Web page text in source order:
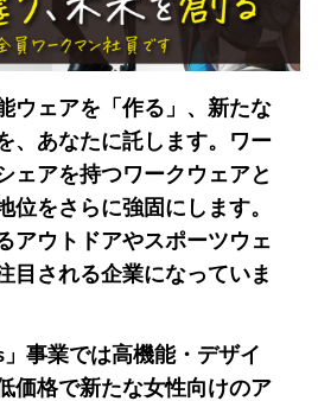
ウェアを「作る」、新たな
、あなたに託します。ワー
ェアを持つワークウェアと
位をさらに強固にします。
アウトドアやスポーツウェ
目される企業になっていま
事業では高機能・デザイ
価格で新たな女性向けのア